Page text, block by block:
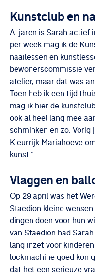
Kunstclub en
Al jaren is Sarah actief
per week mag ik de
naailessen en
bewonerscommissie
atelier, maar dat was
Toen heb ik een tijd
mag ik hier de
ook al heel lang mee
schminken en zo. Vorig
Kleurrijk Mariahoeve
kunst.”
Vlaggen en
Op 29 april was het
Staedion kleine
dingen doen voor hun
van Staedion had
lang inzet voor
lockmachine goed kon
dat het een serieuze